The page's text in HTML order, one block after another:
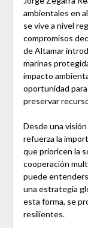
ambientales en
se vive a nivel
compromisos
de Altamar
marinas
impacto
oportunidad
preservar
Desde una
refuerza la
que prioricen la
cooperación
puede
una estrategia
esta forma, se
resilientes.